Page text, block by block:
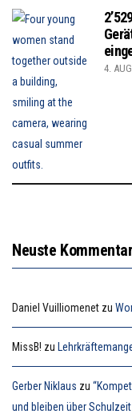
4.
Neuste
Daniel Vuilliomenet zu
MissB! zu
Gerber Niklaus zu
und bleiben über